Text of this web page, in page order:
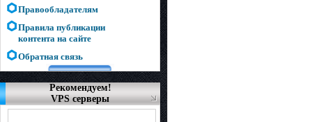
Правообладателям
Правила публикации
контента на сайте
Обратная связь
Рекомендуем!
VPS серверы